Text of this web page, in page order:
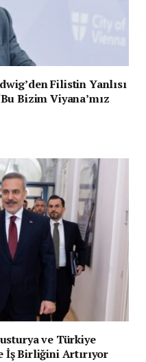
Filistin Yanlısı
Bizim Viyana’mız
ve Türkiye
İş Birliğini Artırıyor